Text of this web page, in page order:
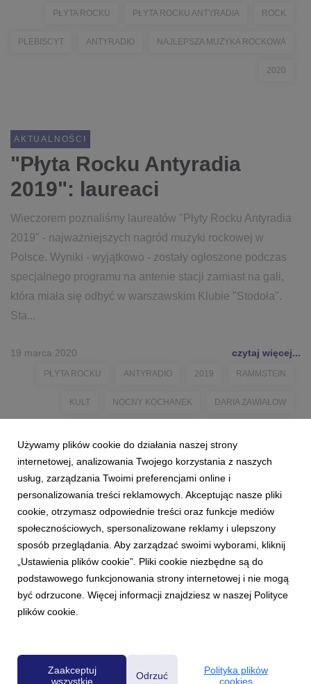
PŁYTA ROCKU PŁYTA ROCKU ANTYRADIA ROCK
PLEBISCYT ANTYRADIO NAJLEPSZA MUZYKA ROCKOWA
2020
AKTUALNOŚCI
"Płyta Rocku Antyradia
2019": laureaci
Wieczorem poznaliśmy laureatów "Płyty Rocku Antyradia
2019" - najważniejszych nagród muzyki rockowej w
Polsce. Wyniki - wyjątkowo - zostały ogłoszone podczas
specjalnego programu na antenie stacji zamiast na gali,
która miała się odbyć w warszawskim Klubie "Stodoła".
Sta...
19 marca 2020 czytaj więcej...
PŁYTA ROCKU ANTYRADIO 2019 RAMMSTEIN
KULT NOCNY KOCHANEK DARIA ZAWIAŁOW
KRZYSZTOF SOKOŁOWSKI
1 2
Powered by
Używamy plików cookie do działania naszej strony
internetowej, analizowania Twojego korzystania z naszych
usług, zarządzania Twoimi preferencjami online i
personalizowania treści reklamowych. Akceptując nasze pliki
cookie, otrzymasz odpowiednie treści oraz funkcje mediów
społecznościowych, spersonalizowane reklamy i ulepszony
sposób przeglądania. Aby zarządzać swoimi wyborami, kliknij
„Ustawienia plików cookie”. Pliki cookie niezbędne są do
podstawowego funkcjonowania strony internetowej i nie mogą
być odrzucone. Więcej informacji znajdziesz w naszej Polityce
plików cookie.
Zaakceptuj
wszystkie
Odrzuć
Polityka plików
cookies